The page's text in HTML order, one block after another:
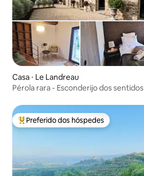
Casa ⋅ Le Landreau
Pérola rara - Esconderijo dos
Entre os melhores preferidos dos
Preferido dos hóspedes